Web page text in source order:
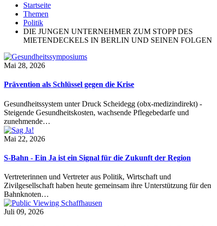
Startseite
Themen
Politik
DIE JUNGEN UNTERNEHMER ZUM STOPP DES
MIETENDECKELS IN BERLIN UND SEINEN FOLGEN
Mai 28, 2026
Prävention als Schlüssel gegen die Krise
Gesundheitssystem unter Druck Scheidegg (obx-medizindirekt) -
Steigende Gesundheitskosten, wachsende Pflegebedarfe und
zunehmende…
Mai 22, 2026
S-Bahn - Ein Ja ist ein Signal für die Zukunft der Region
Vertreterinnen und Vertreter aus Politik, Wirtschaft und
Zivilgesellschaft haben heute gemeinsam ihre Unterstützung für den
Bahnknoten…
Juli 09, 2026